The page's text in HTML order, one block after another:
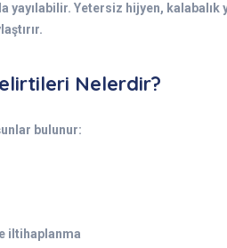
yayılabilir. Yetersiz hijyen,
Nelerdir?
bulunur:
iltihaplanma